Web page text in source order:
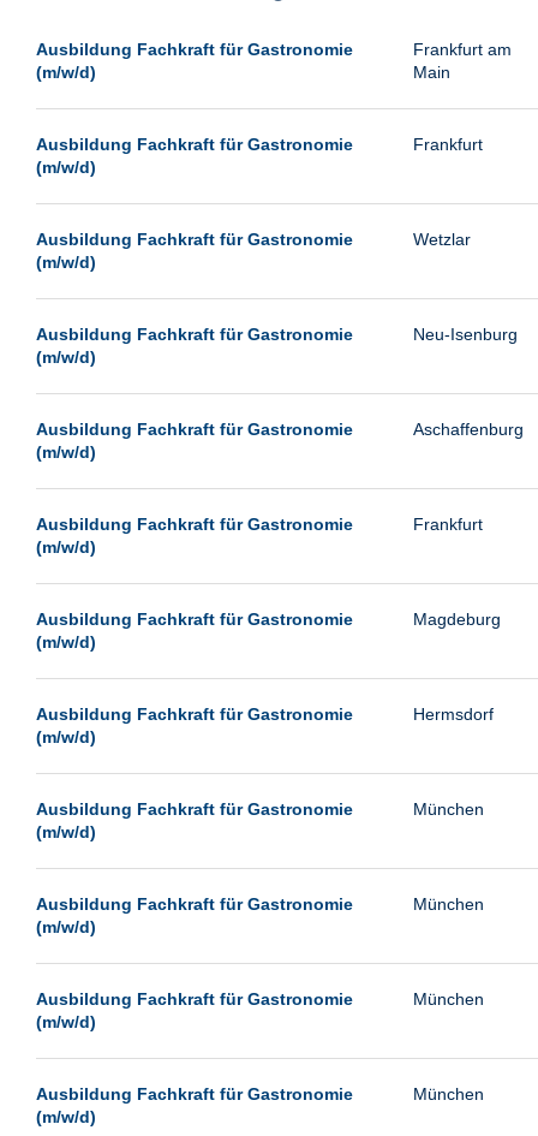
Heilbronn
Kassel
Laatzen
Leipzig
Magdeburg
Mannheim
Neubrandenburg
Neumünster
Passau
Pforzheim
Siegburg
Siegen
Ausbildung Fachkraft für Gastronomie
(m/w/d)
Frankfurt am
Main
Ausbildung Fachkraft für Gastronomie
(m/w/d)
Frankfurt
Ausbildung Fachkraft für Gastronomie
(m/w/d)
Wetzlar
Ausbildung Fachkraft für Gastronomie
(m/w/d)
Neu-Isenburg
Ausbildung Fachkraft für Gastronomie
(m/w/d)
Aschaffenburg
Ausbildung Fachkraft für Gastronomie
(m/w/d)
Frankfurt
Ausbildung Fachkraft für Gastronomie
(m/w/d)
Magdeburg
Ausbildung Fachkraft für Gastronomie
(m/w/d)
Hermsdorf
Ausbildung Fachkraft für Gastronomie
(m/w/d)
München
Ausbildung Fachkraft für Gastronomie
(m/w/d)
München
Ausbildung Fachkraft für Gastronomie
(m/w/d)
München
Ausbildung Fachkraft für Gastronomie
(m/w/d)
München